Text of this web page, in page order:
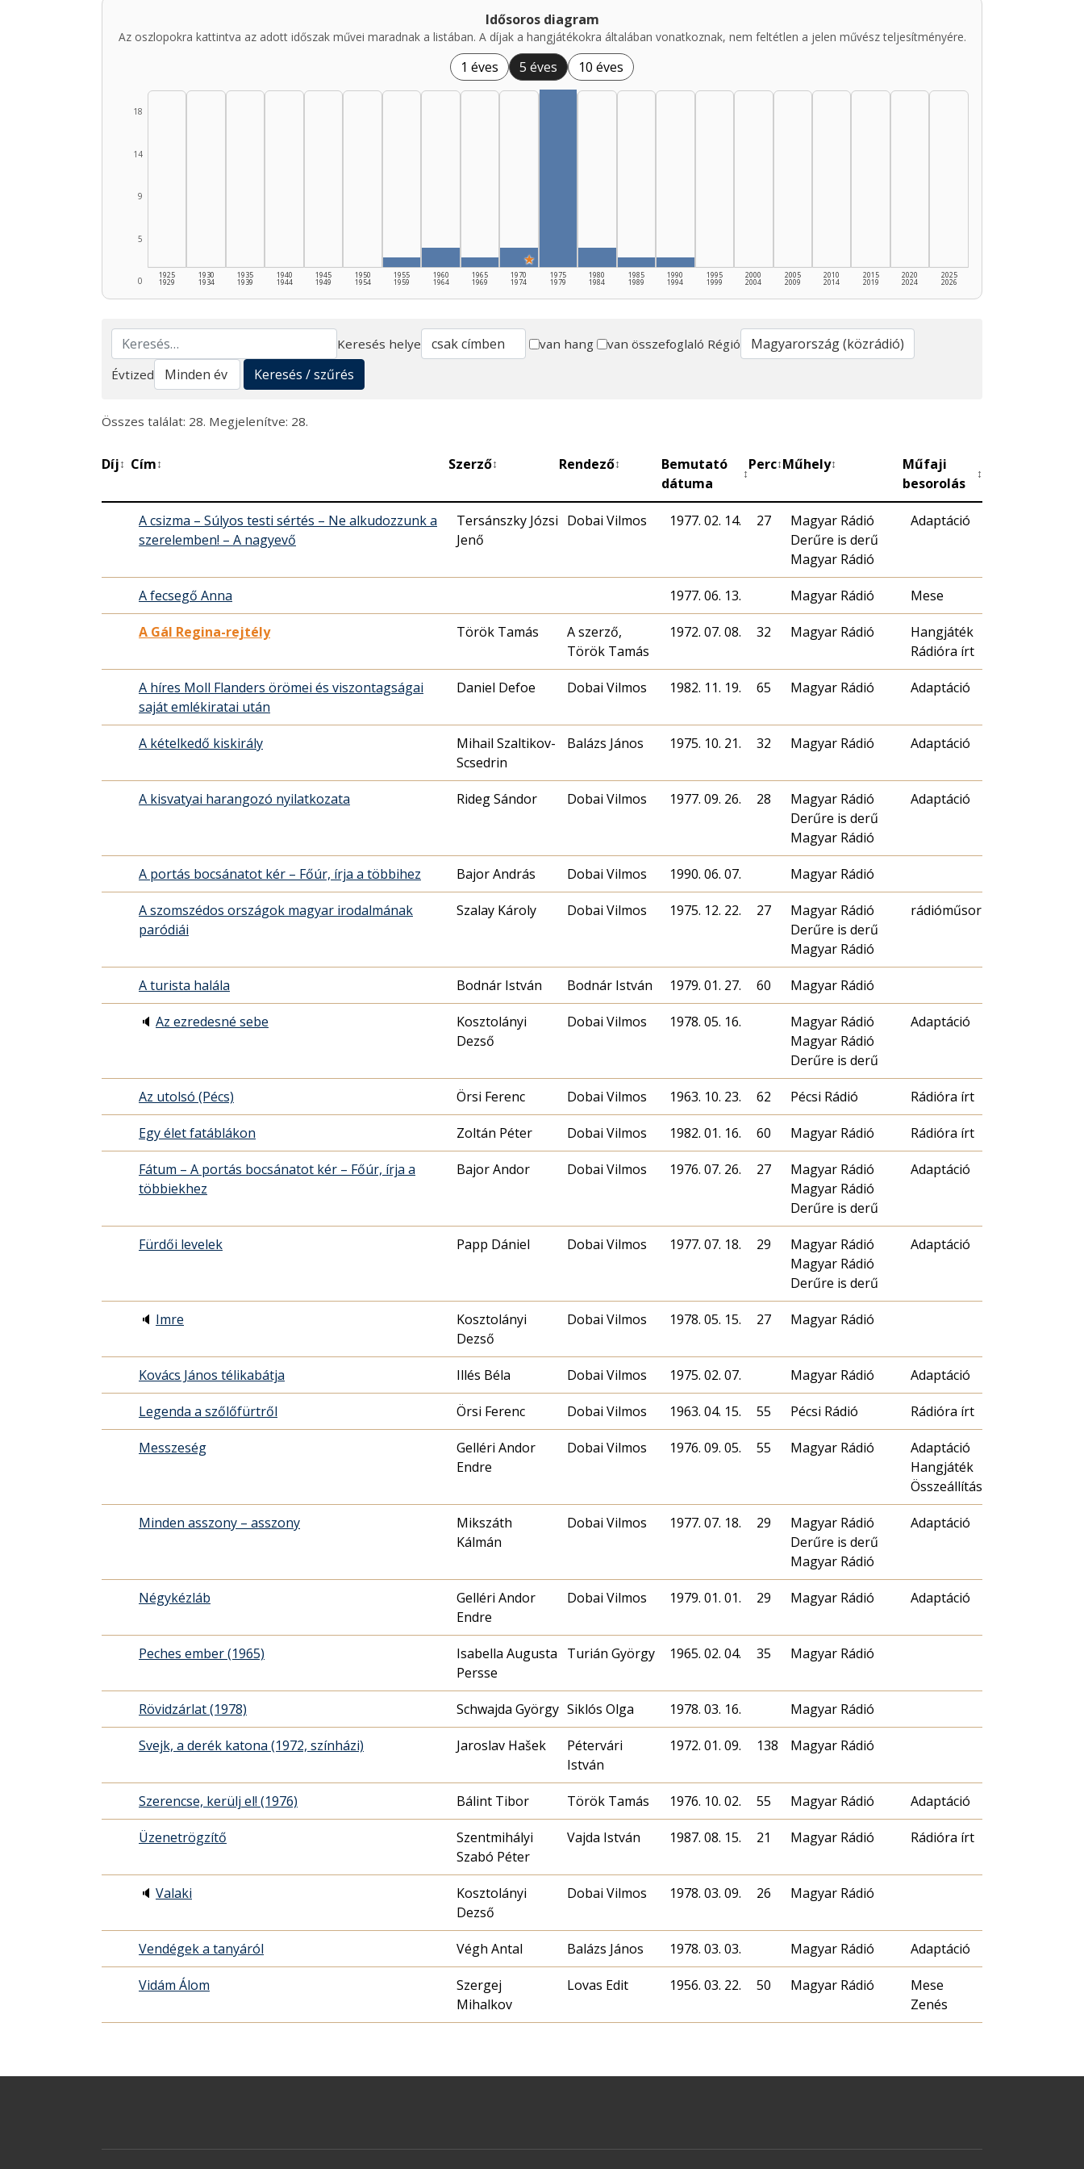
Idősoros diagram
Az oszlopokra kattintva az adott időszak művei maradnak a listában. A díjak a hangjátékokra általában vonatkoznak, nem feltétlen a jelen művész teljesítményére.
1 éves 5 éves 10 éves
0
5
9
14
18
1925
1929
1930
1934
1935
1939
1940
1944
1945
1949
1950
1954
1955
1959
1960
1964
1965
1969
★
1970
1974
1975
1979
1980
1984
1985
1989
1990
1994
1995
1999
2000
2004
2005
2009
2010
2014
2015
2019
2020
2024
2025
2026
Keresés
Keresés helye van hang van összefoglaló Régió
Évtized
Keresés / szűrés
Összes találat: 28. Megjelenítve: 28.
Díj↕ Cím↕ Szerző↕ Rendező↕
Bemutató
dátuma
↕
Perc↕Műhely↕
Műfaji
besorolás
↕
A csizma – Súlyos testi sértés – Ne alkudozzunk a
szerelemben! – A nagyevő
Tersánszky Józsi
Jenő
Dobai Vilmos 1977. 02. 14. 27
Magyar Rádió
Derűre is derű
Magyar Rádió
Adaptáció
A fecsegő Anna 1977. 06. 13. Magyar Rádió Mese
A Gál Regina-rejtély Török Tamás
A szerző,
Török Tamás
1972. 07. 08. 32 Magyar Rádió
Hangjáték
Rádióra írt
A híres Moll Flanders örömei és viszontagságai
saját emlékiratai után
Daniel Defoe Dobai Vilmos 1982. 11. 19. 65 Magyar Rádió Adaptáció
A kételkedő kiskirály
Mihail Szaltikov-
Scsedrin
Balázs János 1975. 10. 21. 32 Magyar Rádió Adaptáció
A kisvatyai harangozó nyilatkozata Rideg Sándor Dobai Vilmos 1977. 09. 26. 28
Magyar Rádió
Derűre is derű
Magyar Rádió
Adaptáció
A portás bocsánatot kér – Főúr, írja a többihez Bajor András Dobai Vilmos 1990. 06. 07. Magyar Rádió
A szomszédos országok magyar irodalmának
paródiái
Szalay Károly Dobai Vilmos 1975. 12. 22. 27
Magyar Rádió
Derűre is derű
Magyar Rádió
rádióműsor
A turista halála Bodnár István Bodnár István 1979. 01. 27. 60 Magyar Rádió
🔈 Az ezredesné sebe
Kosztolányi
Dezső
Dobai Vilmos 1978. 05. 16.
Magyar Rádió
Magyar Rádió
Derűre is derű
Adaptáció
Az utolsó (Pécs) Örsi Ferenc Dobai Vilmos 1963. 10. 23. 62 Pécsi Rádió Rádióra írt
Egy élet fatáblákon Zoltán Péter Dobai Vilmos 1982. 01. 16. 60 Magyar Rádió Rádióra írt
Fátum – A portás bocsánatot kér – Főúr, írja a
többiekhez
Bajor Andor Dobai Vilmos 1976. 07. 26. 27
Magyar Rádió
Magyar Rádió
Derűre is derű
Adaptáció
Fürdői levelek Papp Dániel Dobai Vilmos 1977. 07. 18. 29
Magyar Rádió
Magyar Rádió
Derűre is derű
Adaptáció
🔈 Imre
Kosztolányi
Dezső
Dobai Vilmos 1978. 05. 15. 27 Magyar Rádió
Kovács János télikabátja Illés Béla Dobai Vilmos 1975. 02. 07. Magyar Rádió Adaptáció
Legenda a szőlőfürtről Örsi Ferenc Dobai Vilmos 1963. 04. 15. 55 Pécsi Rádió Rádióra írt
Messzeség
Gelléri Andor
Endre
Dobai Vilmos 1976. 09. 05. 55 Magyar Rádió
Adaptáció
Hangjáték
Összeállítás
Minden asszony – asszony
Mikszáth
Kálmán
Dobai Vilmos 1977. 07. 18. 29
Magyar Rádió
Derűre is derű
Magyar Rádió
Adaptáció
Négykézláb
Gelléri Andor
Endre
Dobai Vilmos 1979. 01. 01. 29 Magyar Rádió Adaptáció
Peches ember (1965)
Isabella Augusta
Persse
Turián György 1965. 02. 04. 35 Magyar Rádió
Rövidzárlat (1978) Schwajda György Siklós Olga 1978. 03. 16. Magyar Rádió
Svejk, a derék katona (1972, színházi) Jaroslav Hašek
Pétervári
István
1972. 01. 09. 138 Magyar Rádió
Szerencse, kerülj el! (1976) Bálint Tibor Török Tamás 1976. 10. 02. 55 Magyar Rádió Adaptáció
Üzenetrögzítő
Szentmihályi
Szabó Péter
Vajda István 1987. 08. 15. 21 Magyar Rádió Rádióra írt
🔈 Valaki
Kosztolányi
Dezső
Dobai Vilmos 1978. 03. 09. 26 Magyar Rádió
Vendégek a tanyáról Végh Antal Balázs János 1978. 03. 03. Magyar Rádió Adaptáció
Vidám Álom
Szergej
Mihalkov
Lovas Edit 1956. 03. 22. 50 Magyar Rádió
Mese
Zenés